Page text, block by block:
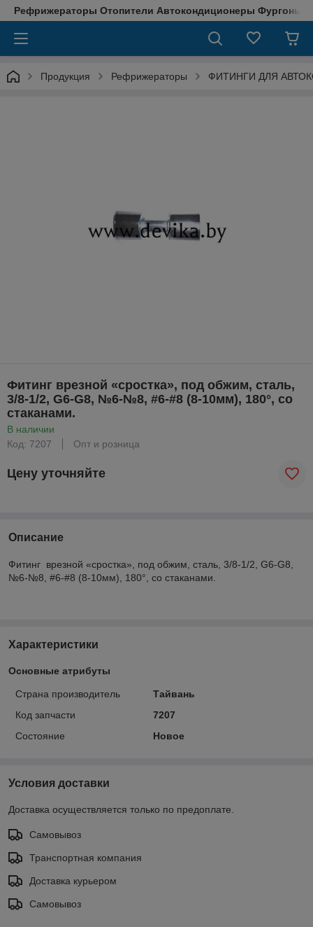
Рефрижераторы Отопители Автокондиционеры Фургоны
Продукция Рефрижераторы ФИТИНГИ ДЛЯ
Фитинг врезной «сростка», под обжим, сталь,
3/8-1/2, G6-G8, №6-№8, #6-#8 (8-10мм), 180°, со
стаканами.
В наличии
Код: 7207
Опт и розница
Цену уточняйте
Описание
Фитинг врезной «сростка», под обжим, сталь, 3/8-1/2, G6-G8,
№6-№8, #6-#8 (8-10мм), 180°, со стаканами.
Характеристики
Основные атрибуты
Страна производитель
Тайвань
Код запчасти
7207
Состояние
Новое
Условия доставки
Доставка осуществляется только по предоплате.
Самовывоз
Транспортная компания
Доставка курьером
Самовывоз